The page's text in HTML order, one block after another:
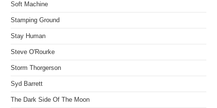
Soft Machine
Stamping Ground
Stay Human
Steve O'Rourke
Storm Thorgerson
Syd Barrett
The Dark Side Of The Moon